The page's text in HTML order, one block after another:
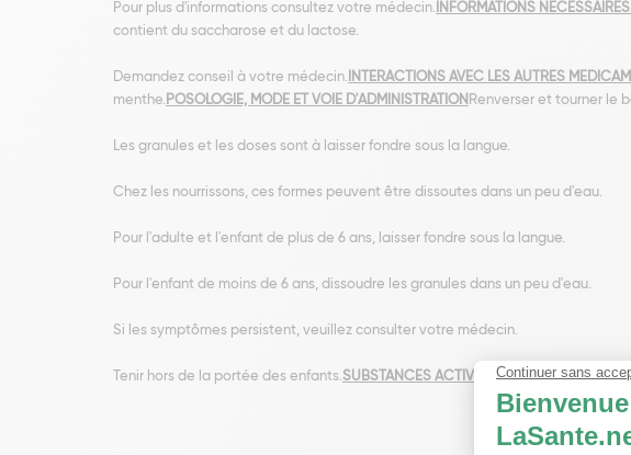
Pour plus d'informations consultez votre médecin. INFORMATIONS
contient du saccharose et du lactose.
Demandez conseil à votre médecin. INTERACTIONS AVEC LES AUTRES
menthe. POSOLOGIE, MODE ET VOIE D'ADMINISTRATION Renverser et tourner le
Les granules et les doses sont à laisser fondre sous la langue.
Chez les nourrissons, ces formes peuvent être dissoutes dans un peu d'eau.
Pour l'adulte et l'enfant de plus de 6 ans, laisser fondre sous la langue.
Pour l'enfant de moins de 6 ans, dissoudre les granules dans un peu d'eau.
Si les symptômes persistent, veuillez consulter votre médecin.
Tenir hors de la portée des enfants.SUBSTANCES ACTIVES Linaria Vulgaris